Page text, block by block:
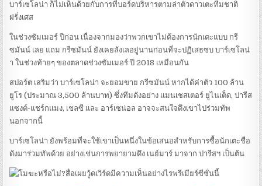
บาร์เซโลน่า ก็ไม่เห็นด้วยกับการที่บอร์ดบริหารตามล่าตัวดาวเตะทีมชาติ
ฝรั่งเศส
ในช่วงซัมเมอร์ ปีก่อน เนื่องจากมองว่าพวกเขาไม่ต้องการนักเตะแบบ กรี
ซมันน์ เลย แถม กรีซมันน์ ยังเคยลังเลอยู่นานก่อนที่จะปฏิเสธซบ บาร์เซโลน่
า ในช่วงท้ายๆ ของตลาดช่วงซัมเมอร์ ปี 2018 เหมือนกัน
สปอร์ต เสริมว่า บาร์เซโลน่า จะยอมขาย กรีซมันน์ หากได้ค่าตัว 100 ล้าน
ยูโร (ประมาณ 3,500 ล้านบาท) ซึ่งทีมดังอย่าง แมนเชสเตอร์ ยูไนเต็ด, ปารีส
แซงต์-แชร์กแมง, เชลซี และ อาร์เซน่อล อาจจะสนใจดึงเขาไปร่วมทัพ
นอกจากนี้
บาร์เซโลน่า ยังพร้อมที่จะใช้เขาเป็นหนึ่งในข้อเสนอสำหรับการซื้อนักเตะชื่อ
ดังมาร่วมทัพด้วย อย่างเช่นการพยายามดึง เนย์มาร์ มาจาก ปารีสฯ เป็นต้น